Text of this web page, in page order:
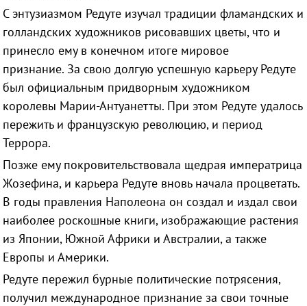
С энтузиазмом Редуте изучал традиции фламандских и
голландских художников рисовавших цветы, что и
принесло ему в конечном итоге мировое
признание. За свою долгую успешную карьеру Редуте
был официальным придворным художником
королевы Марии-Антуанетты. При этом Редуте удалось
пережить и французскую революцию, и период
Террора.
Позже ему покровительствовала щедрая императрица
Жозефина, и карьера Редуте вновь начала процветать.
В годы правления Наполеона он создал и издал свои
наиболее роскошные книги, изображающие растения
из Японии, Южной Африки и Австралии, а также
Европы и Америки.
Редуте пережил бурные политические потрясения,
получил международное признание за свои точные